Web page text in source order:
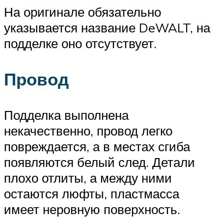
На оригинале обязательно
указывается название DeWALT, на
подделке оно отсутствует.
Провод
Подделка выполнена
некачественно, провод легко
повреждается, а в местах сгиба
появляются белый след. Детали
плохо отлиты, а между ними
остаются люфты, пластмасса
имеет неровную поверхность.